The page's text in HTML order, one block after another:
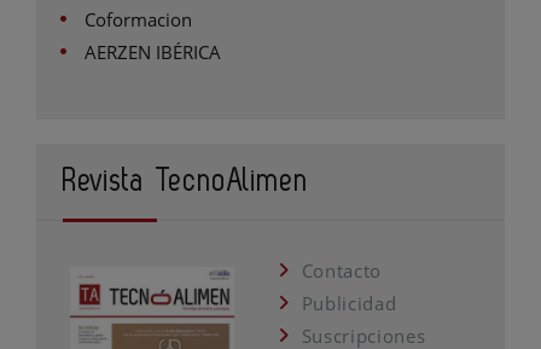
Coformacion
AERZEN IBÉRICA
Revista TecnoAlimen
Contacto
Publicidad
Suscripciones